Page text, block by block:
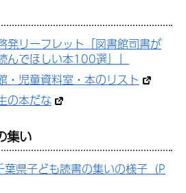
発リーフレット「図書館司書が
んでほしい本100選』」
・児童資料室・本のリスト
の本だな
集い
県子ども読書の集いの様子（P